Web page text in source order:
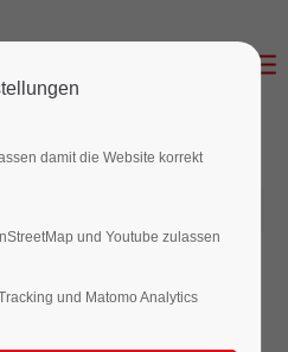
damit die Website korrekt
und Youtube zulassen
und Matomo Analytics